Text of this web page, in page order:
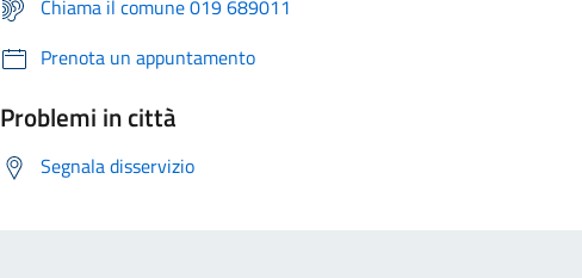
Chiama il comune 019 689011
Prenota un appuntamento
Problemi in città
Segnala disservizio